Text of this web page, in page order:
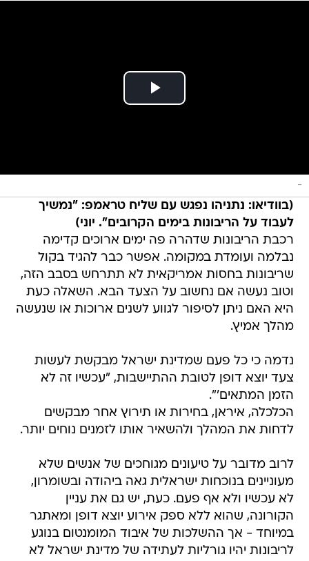
-
(בוודיאו: נתניהו נפגש עם שליח טראמפ: "נמשיך
לעבוד על הריבונות בימים הקרובים". יוני)
רכבת הריבונות שדהרה פה ימים ארוכים קדימה
נבלמה ועומדת במקומה. אפשר כבר להגיד בקול
שריבונות בחסות אמריקאית לא תתרחש בסבב הזה,
וטוב נעשה אם נחשוב על הצעד הבא. השאלה כעת
היא האם ניתן לסיפור לגווע לשנים ארוכות או שנעשה
מהלך אמיץ.
נדמה כי כל פעם שמדינת ישראל מבקשת לעשות
צעד יוצא דופן לטובת ההתיישבות, "עכשיו זה לא
הזמן המתאים'".
הכלכלה, איראן, בחירות או תירוץ אחר מבקשים
לדחות את המהלך ולהשאיר אותו לזמנים נוחים יותר.
לרוב מדובר על טיעונים מגוחכים של אנשים שלא
מעוניינים בנוכחות ישראלית גאה ביהודה ובשומרון,
לא עכשיו ולא אף פעם. כעת, יש גם את עניין
הקורונה, שהוא ללא ספק אירוע יוצא דופן ומאתגר
במיוחד - אך ההשלכות של איבוד המומנטום בנוגע
לריבונות יהיו גורליות לעתידה של מדינת ישראל לא